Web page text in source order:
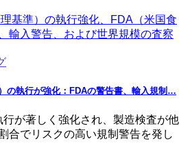
の執行が強化：FDAの警告書、輸入規制…
が著しく強化され、製造検査が他
合でリスクの高い規制警告を発し